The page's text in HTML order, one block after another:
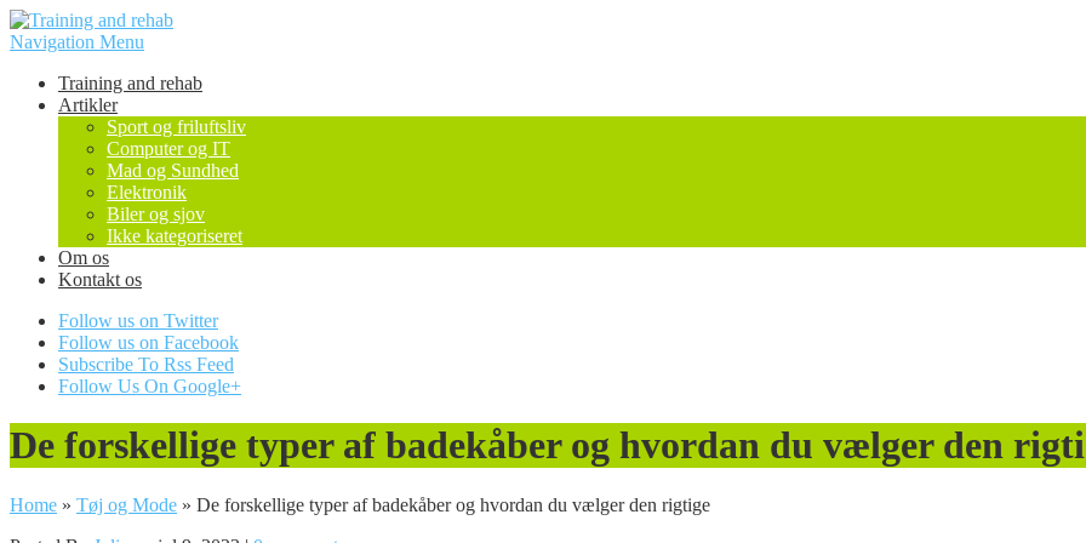
Navigation Menu
Training and rehab
Artikler
Sport og friluftsliv
Computer og IT
Mad og Sundhed
Elektronik
Biler og sjov
Ikke kategoriseret
Om os
Kontakt os
Follow us on Twitter
Follow us on Facebook
Subscribe To Rss Feed
Follow Us On Google+
De forskellige typer af badekåber og hvordan du vælger den
Home » Tøj og Mode » De forskellige typer af badekåber og hvordan du vælger den rigtige